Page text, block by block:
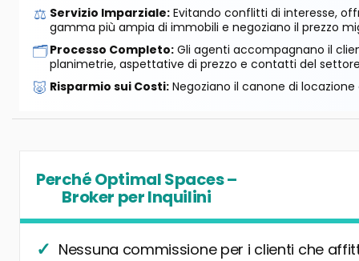
⚖️ Servizio Imparziale: Evitando conflitti di interesse,
gamma più ampia di immobili e negoziano il prezzo
🗂️Processo Completo: Gli agenti accompagnano il
planimetrie, aspettative di prezzo e contatti del
🐷 Risparmio sui Costi: Negoziano il canone di
Perché Optimal Spaces –
Broker per Inquilini
Nessuna commissione per i clienti che